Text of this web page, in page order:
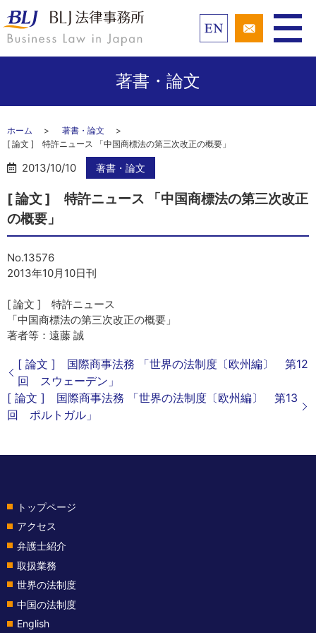
著書・論文
ホーム
著書・論文
[ 論文 ] 特許ニュース 「中国商標法の第三次改正の概要」
2013/10/10 著書・論文
[ 論文 ] 特許ニュース 「中国商標法の第三次改正
の概要」
No.13576
2013年10月10日刊
[ 論文 ] 特許ニュース
「中国商標法の第三次改正の概要」
著者等：遠藤 誠
[ 論文 ] 国際商事法務 「世界の法制度〔欧州編〕 第12
回 スウェーデン」
[ 論文 ] 国際商事法務 「世界の法制度〔欧州編〕 第13
回 ポルトガル」
トップページ
アクセス
弁護士紹介
取扱業務
世界の法制度
中国の法制度
English